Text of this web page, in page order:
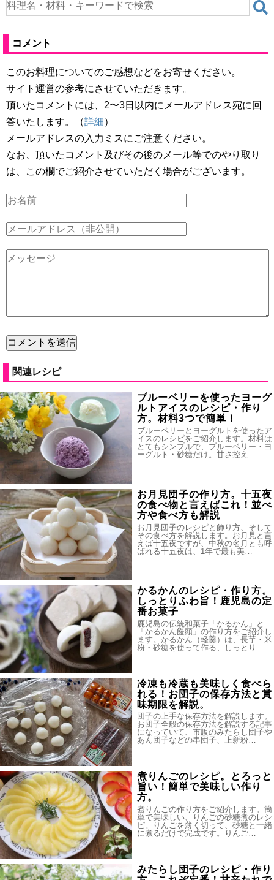
コメント
このお料理についてのご感想などをお寄せください。
サイト運営の参考にさせていただきます。
頂いたコメントには、2〜3日以内にメールアドレス宛に回
答いたします。（詳細）
メールアドレスの入力ミスにご注意ください。
なお、頂いたコメント及びその後のメール等でのやり取り
は、この欄でご紹介させていただく場合がございます。
関連レシピ
ブルーベリーを使ったヨーグ
ルトアイスのレシピ・作り
方。材料3つで簡単！
ブルーベリーとヨーグルトを使ったア
イスのレシピをご紹介します。材料は
とてもシンプルで、ブルーベリー・ヨ
ーグルト・砂糖だけ。甘さ控え…
お月見団子の作り方。十五夜
の食べ物と言えばこれ！並べ
方や食べ方も解説
お月見団子のレシピと飾り方、そして
その食べ方を解説します。お月見と言
えば十五夜ですが、中秋の名月とも呼
ばれる十五夜は、1年で最も美…
かるかんのレシピ・作り方。
しっとりふわ旨！鹿児島の定
番お菓子
鹿児島の伝統和菓子「かるかん」と
「かるかん饅頭」の作り方をご紹介し
ます。かるかん（軽羹）は、長芋・米
粉・砂糖を使って作る、しっとり…
冷凍も冷蔵も美味しく食べら
れる！お団子の保存方法と賞
味期限を解説。
団子の上手な保存方法を解説します。
お団子全般の保存方法を解説する記事
になっていて、市販のみたらし団子や
あん団子などの串団子、上新粉…
煮りんごのレシピ。とろっと
旨い！簡単で美味しい作り
方。
煮りんごの作り方をご紹介します。簡
単で美味しい、りんごの砂糖煮のレシ
ピ。りんごを薄く切って、砂糖と一緒
に煮るだけで完成です。りんご…
みたらし団子のレシピ・作り